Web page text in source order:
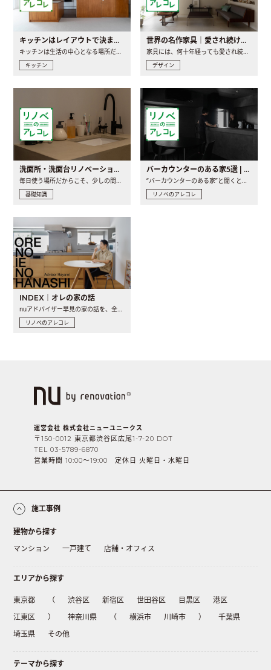
キッチンはレイアウトで決まる。後悔しないための考え方と選び方
キッチンは生活の中心となる場所だからこそ、家の中のどこに置..
キッチン
世界の名作家具｜愛され続ける理由と一生モノとの出会い方
家具には、何十年経っても愛され続ける「名作」と呼ばれるもの..
デザイン
洗面所・洗面台リノベーションの事例と間取りアイデア
基礎知識
バーカウンターのある家5選 | 日常に馴染む“距離の近い”キッチンとは
リノベのアレコレ
INDEX｜オレの家の話
nuアドバイザー早見の家の話を、全4話でお届け。リノベーションを..
リノベのアレコレ
運営会社 株式会社ニューユニークス
〒150-0012 東京都渋谷区広尾1-7-20 DOT
TEL 03-5789-6870
営業時間 10:00〜19:00 定休日 火曜日・水曜日
施工事例
建物から探す
マンション
一戸建て 店舗・オフィス
エリアから探す
東京都 （ 渋谷区 新宿区 世田谷区 目黒区
港区
江東区
） 神奈川県 （ 横浜市 川崎市 ）
千葉県
埼玉県
その他
テーマから探す